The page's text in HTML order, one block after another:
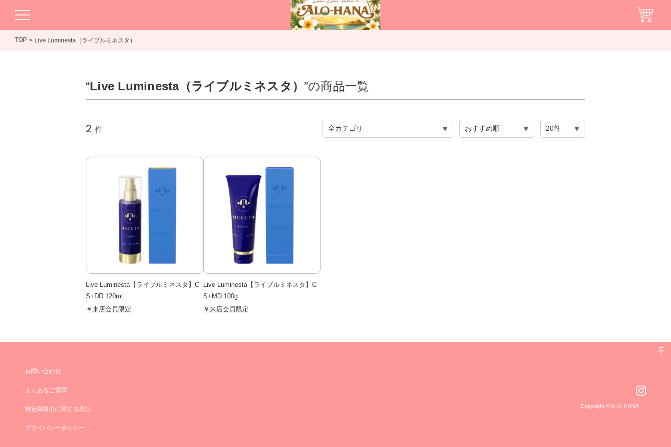
TOP Live Luminesta（ライブルミネスタ）
“Live Luminesta（ライブルミネスタ） ”の商品一覧
2 件
Live Luminesta【ライブルミネスタ】C
S+DD 120ml
￥来店会員限定
Live Luminesta【ライブルミネスタ】C
S+MD 100g
￥来店会員限定
お問い合わせ
よくあるご質問
特定商取引に関する表記
プライバシーポリシー
Copyright © ALO-HANA